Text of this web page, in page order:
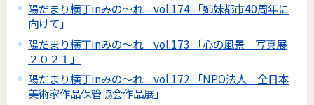
陽だまり横丁inみの～れ vol.174 「姉妹都市40周年に
向けて」
陽だまり横丁inみの～れ vol.173 「心の風景 写真展
２０２１」
陽だまり横丁inみの～れ vol.172 「NPO法人 全日本
美術家作品保管協会作品展」